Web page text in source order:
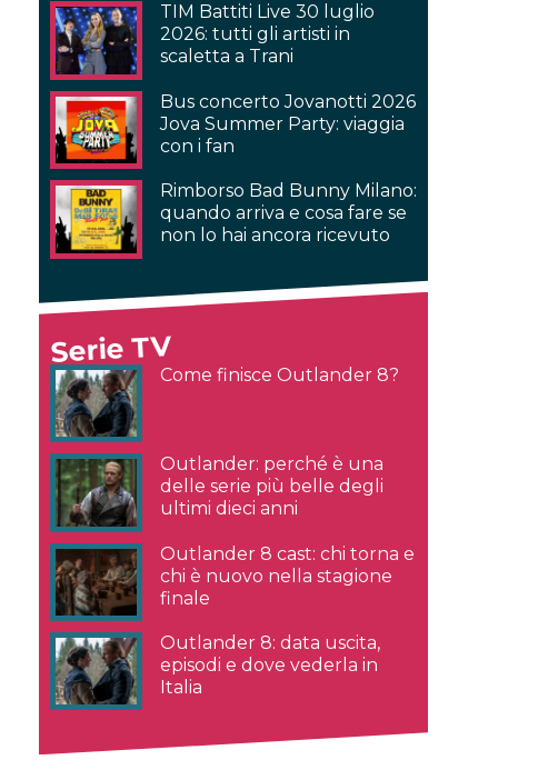
TIM Battiti Live 30 luglio
2026: tutti gli artisti in
scaletta a Trani
Bus concerto Jovanotti 2026
Jova Summer Party: viaggia
con i fan
Rimborso Bad Bunny Milano:
quando arriva e cosa fare se
non lo hai ancora ricevuto
Serie TV
Come finisce Outlander 8?
Outlander: perché è una
delle serie più belle degli
ultimi dieci anni
Outlander 8 cast: chi torna e
chi è nuovo nella stagione
finale
Outlander 8: data uscita,
episodi e dove vederla in
Italia